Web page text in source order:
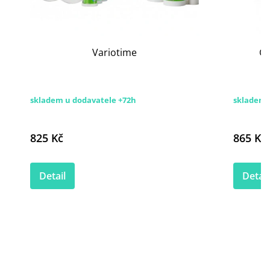
Variotime
skladem u dodavatele +72h
825 Kč
Detail
skladem
865 Kč
Detail